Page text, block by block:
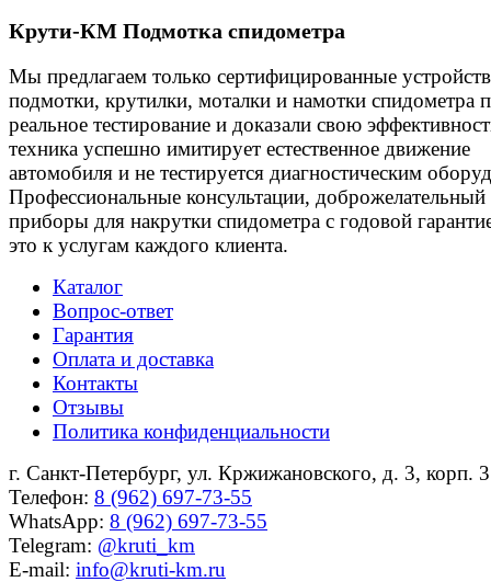
Крути-КМ Подмотка спидометра
Мы предлагаем только сертифицированные
подмотки, крутилки, моталки и намотки спидометра
реальное тестирование и доказали свою
техника успешно имитирует естественное движение
автомобиля и не тестируется диагностическим
Профессиональные консультации, доброжелательный
приборы для накрутки спидометра с годовой
это к услугам каждого клиента.
Каталог
Вопрос-ответ
Гарантия
Оплата и доставка
Контакты
Отзывы
Политика конфиденциальности
г. Санкт-Петербург, ул. Кржижановского, д. 3, корп. 3
Телефон: 8 (962) 697-73-55
WhatsApp: 8 (962) 697-73-55
Telegram: @kruti_km
E-mail: info@kruti-km.ru